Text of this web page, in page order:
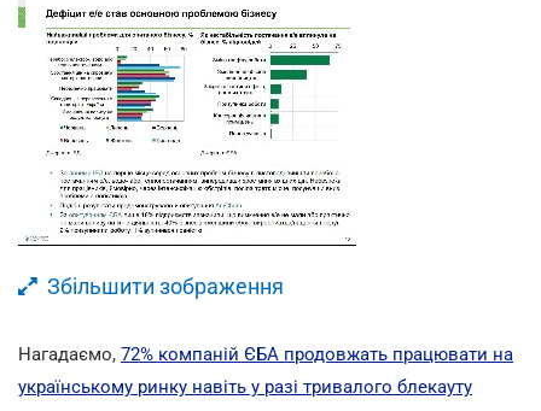
Збільшити зображення
Нагадаємо, 72% компаній ЄБА продовжать працювати на
українському ринку навіть у разі тривалого блекауту